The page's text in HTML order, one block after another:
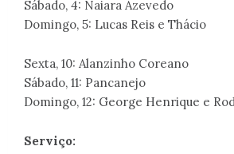
Sábado, 4: Naiara Azevedo
Domingo, 5: Lucas Reis e Thácio
Sexta, 10: Alanzinho Coreano
Sábado, 11: Pancanejo
Domingo, 12: George Henrique e
Serviço: